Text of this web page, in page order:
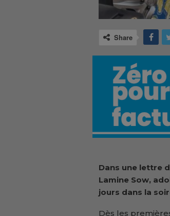
Share
Dans une lettre
Lamine Sow,
jours dans la
Dès les